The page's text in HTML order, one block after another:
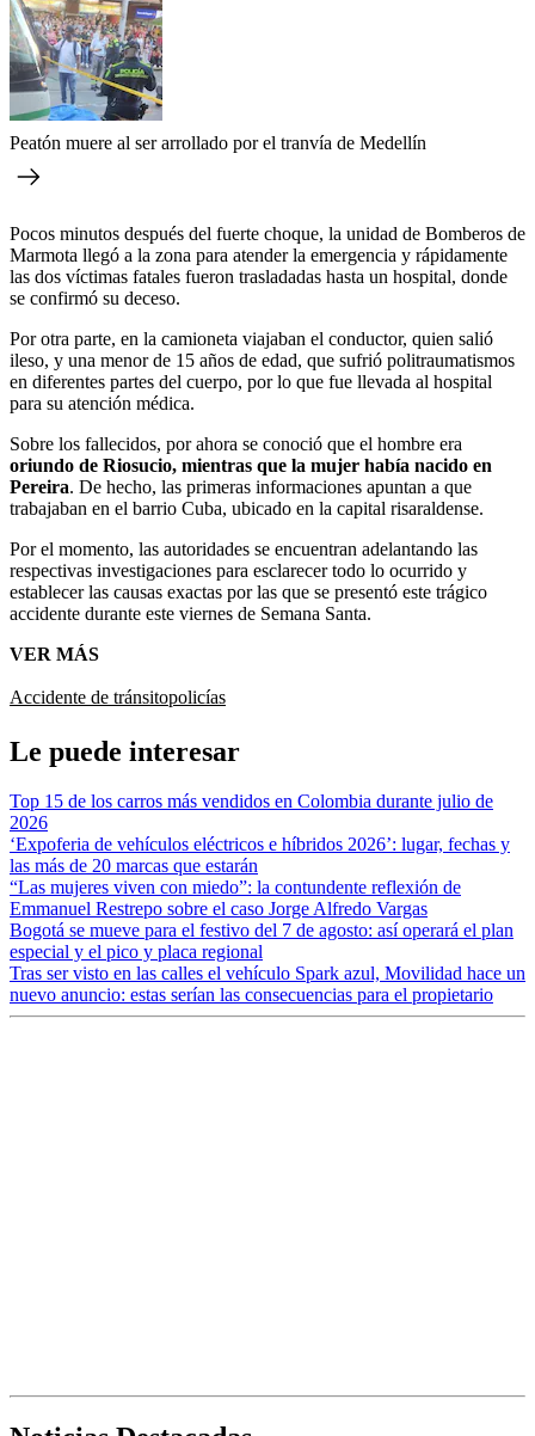
Peatón muere al ser arrollado por el tranvía de Medellín
Pocos minutos después del fuerte choque, la unidad de Bomberos de
Marmota llegó a la zona para atender la emergencia y rápidamente
las dos víctimas fatales fueron trasladadas hasta un hospital, donde
se confirmó su deceso.
Por otra parte, en la camioneta viajaban el conductor, quien salió
ileso, y una menor de 15 años de edad, que sufrió politraumatismos
en diferentes partes del cuerpo, por lo que fue llevada al hospital
para su atención médica.
Sobre los fallecidos, por ahora se conoció que el hombre era
oriundo de Riosucio, mientras que la mujer había nacido en
Pereira. De hecho, las primeras informaciones apuntan a que
trabajaban en el barrio Cuba, ubicado en la capital risaraldense.
Por el momento, las autoridades se encuentran adelantando las
respectivas investigaciones para esclarecer todo lo ocurrido y
establecer las causas exactas por las que se presentó este trágico
accidente durante este viernes de Semana Santa.
VER MÁS
Accidente de tránsitopolicías
Le puede interesar
Top 15 de los carros más vendidos en Colombia durante julio de
2026
‘Expoferia de vehículos eléctricos e híbridos 2026’: lugar, fechas y
las más de 20 marcas que estarán
“Las mujeres viven con miedo”: la contundente reflexión de
Emmanuel Restrepo sobre el caso Jorge Alfredo Vargas
Bogotá se mueve para el festivo del 7 de agosto: así operará el plan
especial y el pico y placa regional
Tras ser visto en las calles el vehículo Spark azul, Movilidad hace un
nuevo anuncio: estas serían las consecuencias para el propietario